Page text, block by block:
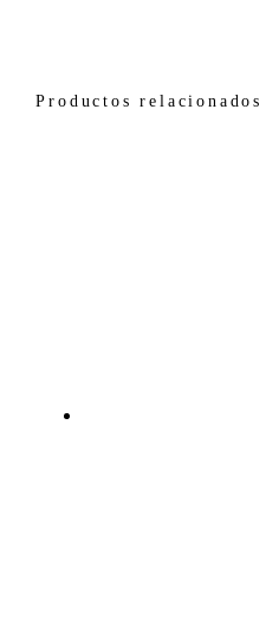
Productos relacionados